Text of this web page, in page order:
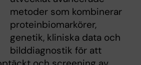
metoder som kombinerar
proteinbiomarkörer,
genetik, kliniska data och
bilddiagnostik för att